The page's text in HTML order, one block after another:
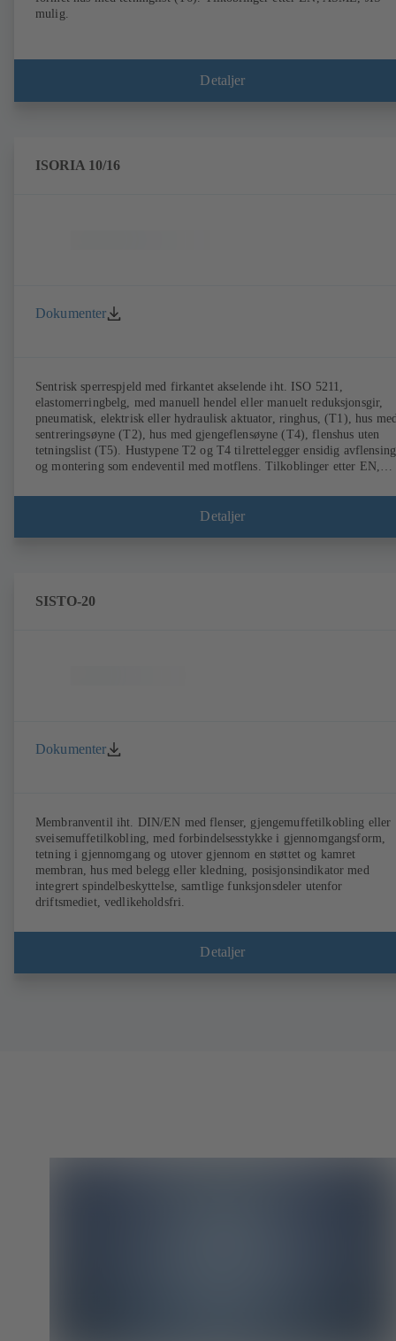
mulig.
Detaljer
ISORIA 10/16
Dokumenter
Sentrisk sperrespjeld med firkantet akselende iht. ISO 5211,
elastomerringbelg, med manuell hendel eller manuelt reduksjonsgir,
pneumatisk, elektrisk eller hydraulisk aktuator, ringhus, (T1), hus
sentreringsøyne (T2), hus med gjengeflensøyne (T4), flenshus uten
tetningslist (T5). Hustypene T2 og T4 tilrettelegger ensidig avflensing
og montering som endeventil med motflens. Tilkoblinger etter EN,
Detaljer
SISTO-20
Dokumenter
Membranventil iht. DIN/EN med flenser, gjengemuffetilkobling eller
sveisemuffetilkobling, med forbindelsesstykke i gjennomgangsform,
tetning i gjennomgang og utover gjennom en støttet og kamret
membran, hus med belegg eller kledning, posisjonsindikator med
integrert spindelbeskyttelse, samtlige funksjonsdeler utenfor
driftsmediet, vedlikeholdsfri.
Detaljer